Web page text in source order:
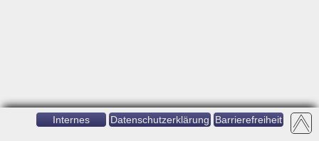
Internes Datenschutzerklärung Barrierefreiheit